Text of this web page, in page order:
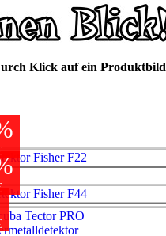
Klick auf ein Produktbild